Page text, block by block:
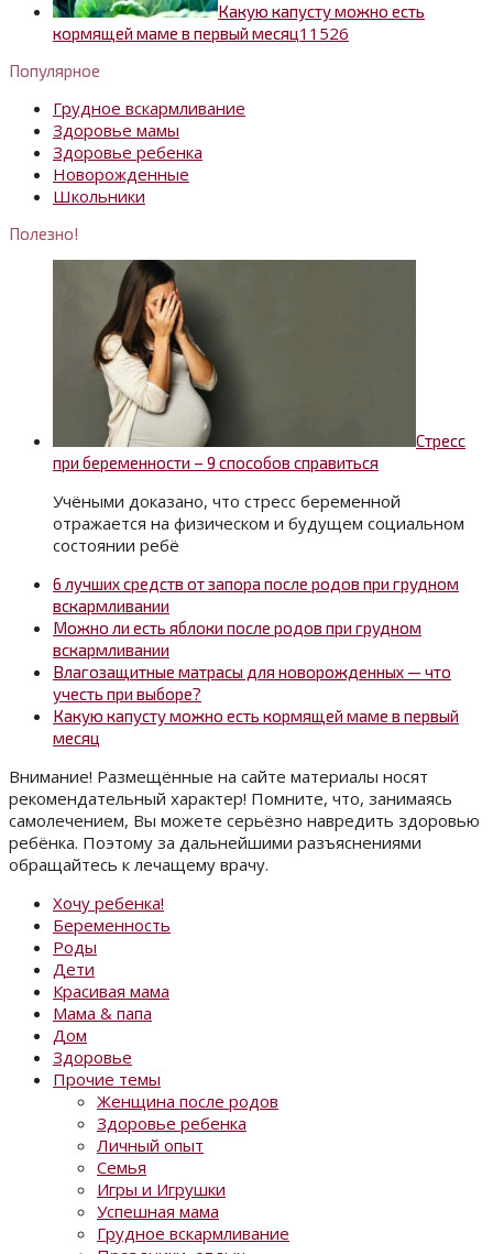
Какую капусту можно есть
кормящей маме в первый месяц1 1526
Популярное
Грудное вскармливание
Здоровье мамы
Здоровье ребенка
Новорожденные
Школьники
Полезно!
Стресс
при беременности – 9 способов справиться
Учёными доказано, что стресс беременной
отражается на физическом и будущем социальном
состоянии ребё
6 лучших средств от запора после родов при грудном
вскармливании
Можно ли есть яблоки после родов при грудном
вскармливании
Влагозащитные матрасы для новорожденных — что
учесть при выборе?
Какую капусту можно есть кормящей маме в первый
месяц
Внимание! Размещённые на сайте материалы носят
рекомендательный характер! Помните, что, занимаясь
самолечением, Вы можете серьёзно навредить здоровью
ребёнка. Поэтому за дальнейшими разъяснениями
обращайтесь к лечащему врачу.
Хочу ребенка!
Беременность
Роды
Дети
Красивая мама
Мама & папа
Дом
Здоровье
Прочие темы
Женщина после родов
Здоровье ребенка
Личный опыт
Семья
Игры и Игрушки
Успешная мама
Грудное вскармливание